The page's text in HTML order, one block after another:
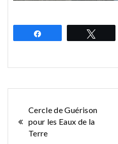
Navigation
de
Cercle de Guérison
pour les Eaux de la
Terre